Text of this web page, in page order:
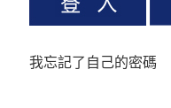
我忘記了自己的密碼